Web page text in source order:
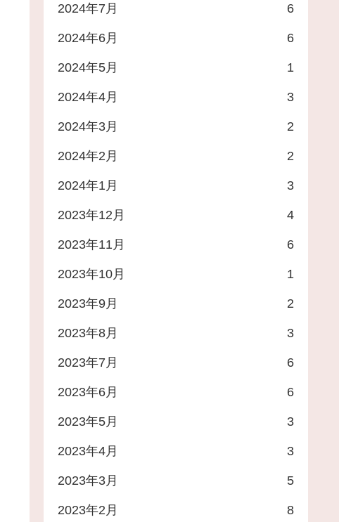
2024年7月 6
2024年6月 6
2024年5月 1
2024年4月 3
2024年3月 2
2024年2月 2
2024年1月 3
2023年12月 4
2023年11月 6
2023年10月 1
2023年9月 2
2023年8月 3
2023年7月 6
2023年6月 6
2023年5月 3
2023年4月 3
2023年3月 5
2023年2月 8